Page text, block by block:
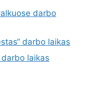
darbo
darbo laikas
darbo laikas